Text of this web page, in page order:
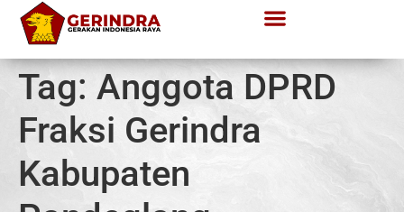
Tag: Anggota DPRD
Fraksi Gerindra
Kabupaten